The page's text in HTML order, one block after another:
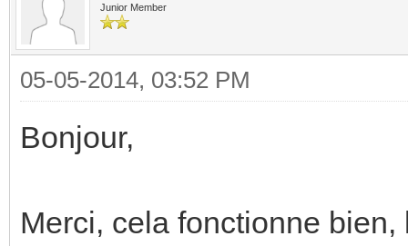
Junior Member
05-05-2014, 03:52 PM
Bonjour,
Merci, cela fonctionne